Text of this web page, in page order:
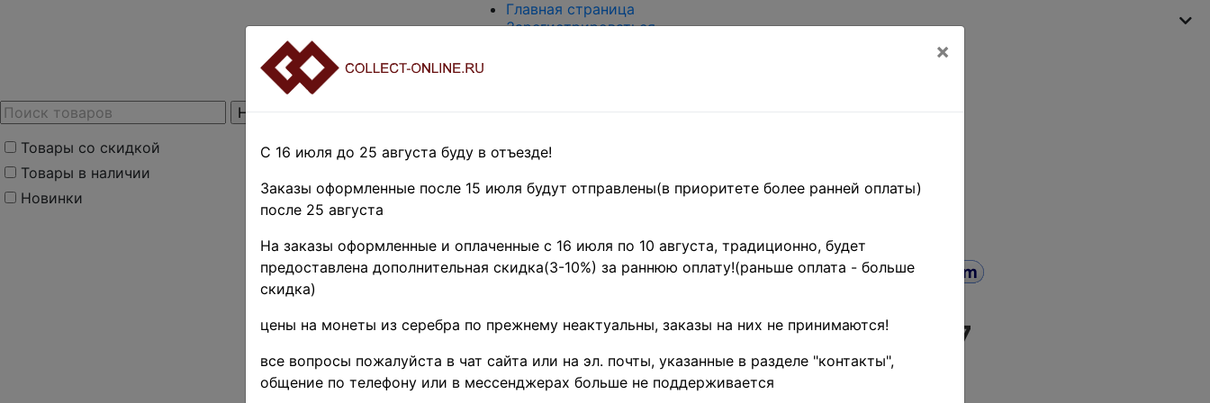
Товары со скидкой
Товары в наличии
Новинки
Главная страница
Зарегистрироваться
Оценка и покупка
Поиск по магазину
Главная
Филателия
»Азия»
КНР 1962 г. • SC# 620-7
• 4 - 50 f. • Мэй
×
С 16 июля до 25 августа буду в отъезде!
Заказы оформленные после 15 июля будут отправлены(в приоритете более ранней оплаты)
после 25 августа
На заказы оформленные и оплаченные с 16 июля по 10 августа, традиционно, будет
предоставлена дополнительная скидка(3-10%) за раннюю оплату!(раньше оплата - больше
скидка)
цены на монеты из серебра по прежнему неактуальны, заказы на них не принимаются!
все вопросы пожалуйста в чат сайта или на эл. почты, указанные в разделе "контакты",
общение по телефону или в мессенджерах больше не поддерживается